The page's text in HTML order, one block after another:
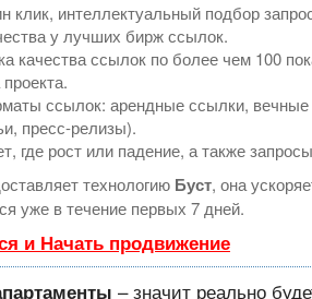
интеллектуальный подбор
у лучших бирж ссылок.
качества ссылок по более чем 100
ссылок: арендные ссылки, вечные
пресс-релизы).
где рост или падение, а также
технологию Буст, она
уже в течение первых 7 дней.
и Начать продвижение
– значит реально